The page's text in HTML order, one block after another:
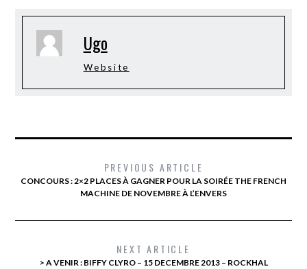
Ugo
Website
PREVIOUS ARTICLE
CONCOURS : 2×2 PLACES À GAGNER POUR LA SOIRÉE THE FRENCH
MACHINE DE NOVEMBRE À L’ENVERS
NEXT ARTICLE
> A VENIR : BIFFY CLYRO – 15 DECEMBRE 2013 – ROCKHAL